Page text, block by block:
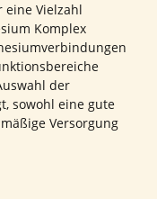
Vielzahl
Komplex
der
sowohl eine gute
Versorgung